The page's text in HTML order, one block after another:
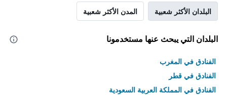
البلدان الأكثر شعبية المدن الأكثر شعبية
البلدان التي يبحث عنها مستخدمونا
الفنادق في المغرب
الفنادق في قطر
الفنادق في المملكة العربية السعودية